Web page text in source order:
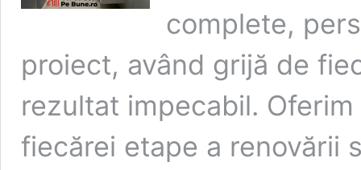
complete,
proiect, având grijă de
rezultat impecabil.
fiecărei etape a renovării